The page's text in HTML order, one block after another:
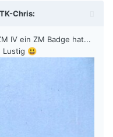
TK-Chris:
IV ein ZM Badge hat...
Lustig 😃